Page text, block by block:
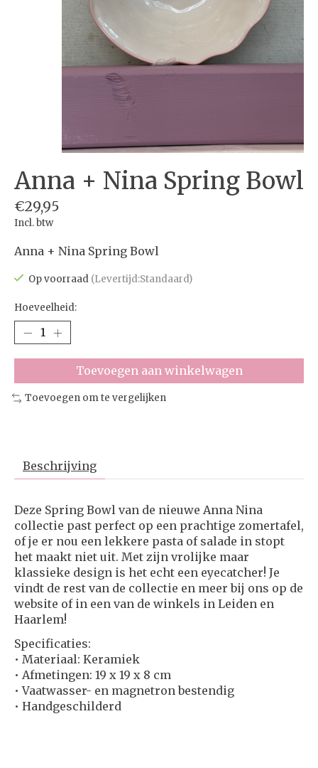
Anna + Nina Spring Bowl
€29,95
Incl. btw
Anna + Nina Spring Bowl
Op voorraad (Levertijd:Standaard)
Hoeveelheid:
Toevoegen aan winkelwagen
Toevoegen om te vergelijken
Beschrijving
Deze Spring Bowl van de nieuwe Anna Nina
collectie past perfect op een prachtige zomertafel,
of je er nou een lekkere pasta of salade in stopt
het maakt niet uit. Met zijn vrolijke maar
klassieke design is het echt een eyecatcher! Je
vindt de rest van de collectie en meer bij ons op de
website of in een van de winkels in Leiden en
Haarlem!
Specificaties:
• Materiaal: Keramiek
• Afmetingen: 19 x 19 x 8 cm
• Vaatwasser- en magnetron bestendig
• Handgeschilderd